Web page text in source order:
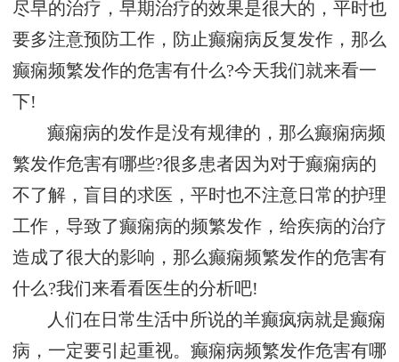
尽早的治疗，早期治疗的效果是很大的，平时也
要多注意预防工作，防止癫痫病反复发作，那么
癫痫频繁发作的危害有什么?今天我们就来看一
下!
癫痫病的发作是没有规律的，那么癫痫病频
繁发作危害有哪些?很多患者因为对于癫痫病的
不了解，盲目的求医，平时也不注意日常的护理
工作，导致了癫痫病的频繁发作，给疾病的治疗
造成了很大的影响，那么癫痫频繁发作的危害有
什么?我们来看看医生的分析吧!
人们在日常生活中所说的羊癫疯病就是癫痫
病，一定要引起重视。癫痫病频繁发作危害有哪